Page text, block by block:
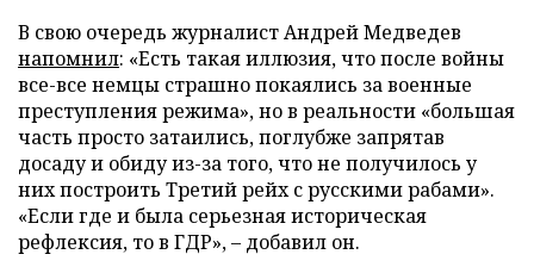
В свою очередь журналист Андрей Медведев
напомнил: «Есть такая иллюзия, что после войны
все-все немцы страшно покаялись за военные
преступления режима», но в реальности «большая
часть просто затаились, поглубже запрятав
досаду и обиду из-за того, что не получилось у
них построить Третий рейх с русскими рабами».
«Если где и была серьезная историческая
рефлексия, то в ГДР», – добавил он.